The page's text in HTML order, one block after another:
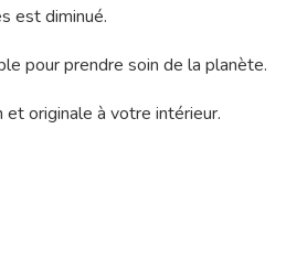
est diminué.
pour prendre soin de la planète.
originale à votre intérieur.